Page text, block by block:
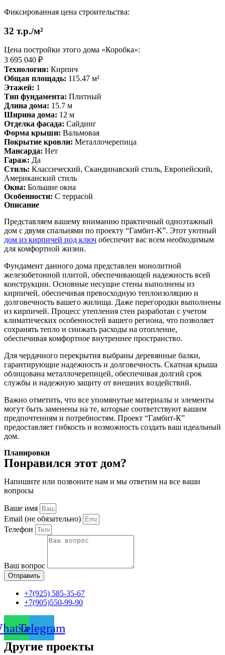
Фиксированная цена строительства:
32 т.р./м²
Цена постройки этого дома «Коробка»:
3 695 040 ₽
Технология: Кирпич
Общая площадь: 115.47 м²
Этажей: 1
Тип фундамента: Плитный
Длина дома: 15.7 м
Ширина дома: 12 м
Отделка фасада: Сайдинг
Форма крыши: Вальмовая
Покрытие кровли: Металлочерепица
Мансарда: Нет
Гараж: Да
Стиль: Классический, Скандинавский стиль, Европейский,
Американский стиль
Окна: Большие окна
Особенности: С террасой
Описание
Представляем вашему вниманию практичный одноэтажный
дом с двумя спальнями по проекту “Гамбит-К”. Этот уютный
дом из кирпичей под ключ обеспечит вас всем необходимым
для комфортной жизни.
Фундамент данного дома представлен монолитной
железобетонной плитой, обеспечивающей надежность всей
конструкции. Основные несущие стены выполнены из
кирпичей, обеспечивая превосходную теплоизоляцию и
долговечность вашего жилища. Даже перегородки выполнены
из кирпичей. Процесс утепления стен разработан с учетом
климатических особенностей вашего региона, что позволяет
сохранять тепло и снижать расходы на отопление,
обеспечивая комфортное внутреннее пространство.
Для чердачного перекрытия выбраны деревянные балки,
гарантирующие надежность и долговечность. Скатная крыша
облицована металлочерепицей, обеспечивая долгий срок
службы и надежную защиту от внешних воздействий.
Важно отметить, что все упомянутые материалы и элементы
могут быть заменены на те, которые соответствуют вашим
предпочтениям и потребностям. Проект “Гамбит-К”
предоставляет гибкость и возможность создать ваш идеальный
дом.
Планировки
Понравился этот дом?
Напишите или позвоните нам и мы ответим на все ваши
вопросы
Ваше имя
Email (не обязательно)
Телефон
Ваш вопрос
Отправить
+7(925) 585-35-67
+7(905)550-99-90
Telegram
Другие проекты